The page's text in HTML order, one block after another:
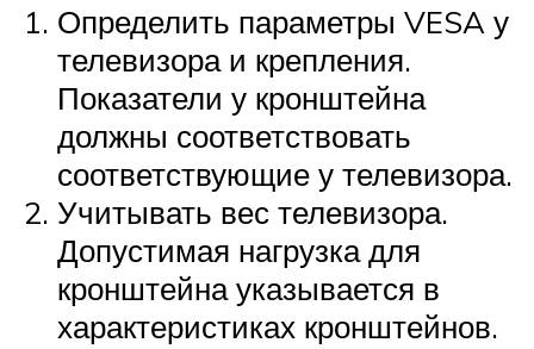
Определить параметры VESA у
телевизора и крепления.
Показатели у кронштейна
должны соответствовать
соответствующие у телевизора.
Учитывать вес телевизора.
Допустимая нагрузка для
кронштейна указывается в
характеристиках кронштейнов.